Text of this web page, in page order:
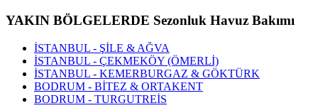
YAKIN BÖLGELERDE Sezonluk Havuz Bakımı
İSTANBUL - ŞİLE & AĞVA
İSTANBUL - ÇEKMEKÖY (ÖMERLİ)
İSTANBUL - KEMERBURGAZ & GÖKTÜRK
BODRUM - BİTEZ & ORTAKENT
BODRUM - TURGUTREİS